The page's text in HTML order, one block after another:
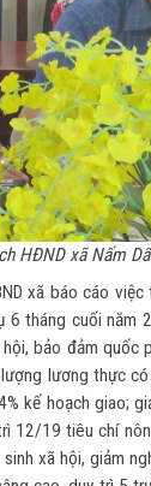
HĐND xã Nấm
xã báo cáo
tháng cuối
bảo đảm quốc
lương thực
kế hoạch giao;
12/19 tiêu chí
xã hội, giảm